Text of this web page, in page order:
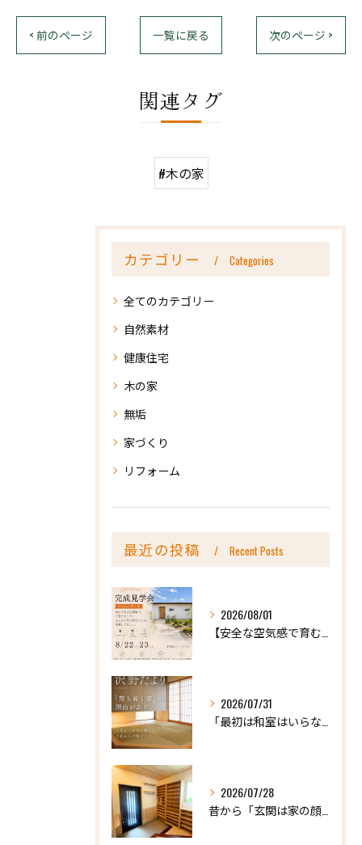
< 前のページ 一覧に戻る 次のページ >
関連タグ
#木の家
カテゴリー Categories
全てのカテゴリー
自然素材
健康住宅
木の家
無垢
家づくり
リフォーム
最近の投稿 Recent Posts
2026/08/01
2026/07/31
2026/07/28